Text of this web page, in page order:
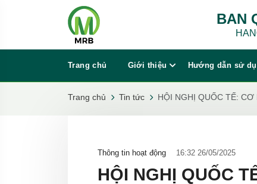
BAN
Trang chủ Giới thiệu Hướng dẫn sử
Trang chủ Tin tức HỘI NGHỊ QUỐC TẾ:
Thông tin hoạt động 16:32 26/05/2025
HỘI NGHỊ QUỐC